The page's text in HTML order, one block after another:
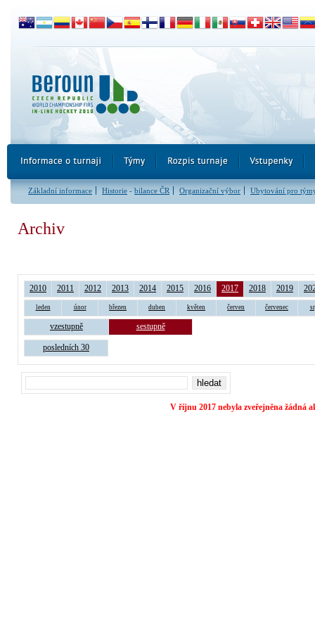
Základní informace Historie - bilance ČR Organizační výbor Ubytování pro
Archiv
2010 2011 2012 2013 2014 2015 2016 2017 2018 2019
leden únor březen duben květen červen červenec
vzestupně sestupně
posledních 30
V říjnu 2017 nebyla zveřejněna žádná